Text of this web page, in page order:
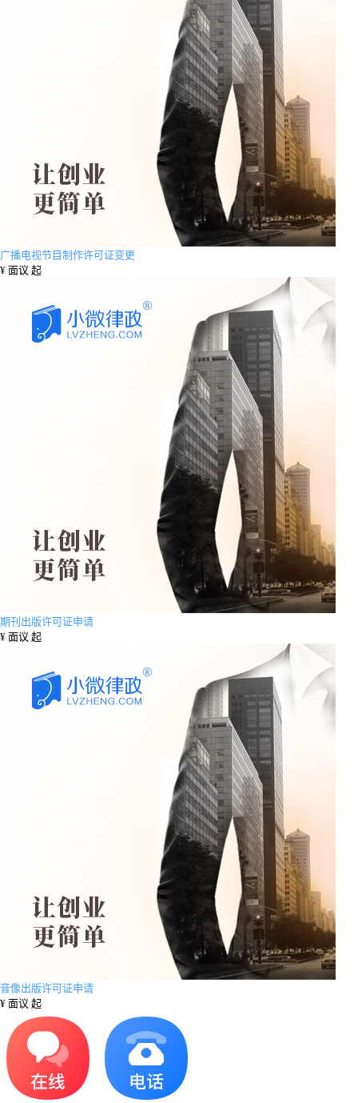
广播电视节目制作许可证变更
¥ 面议 起
期刊出版许可证申请
¥ 面议 起
音像出版许可证申请
¥ 面议 起